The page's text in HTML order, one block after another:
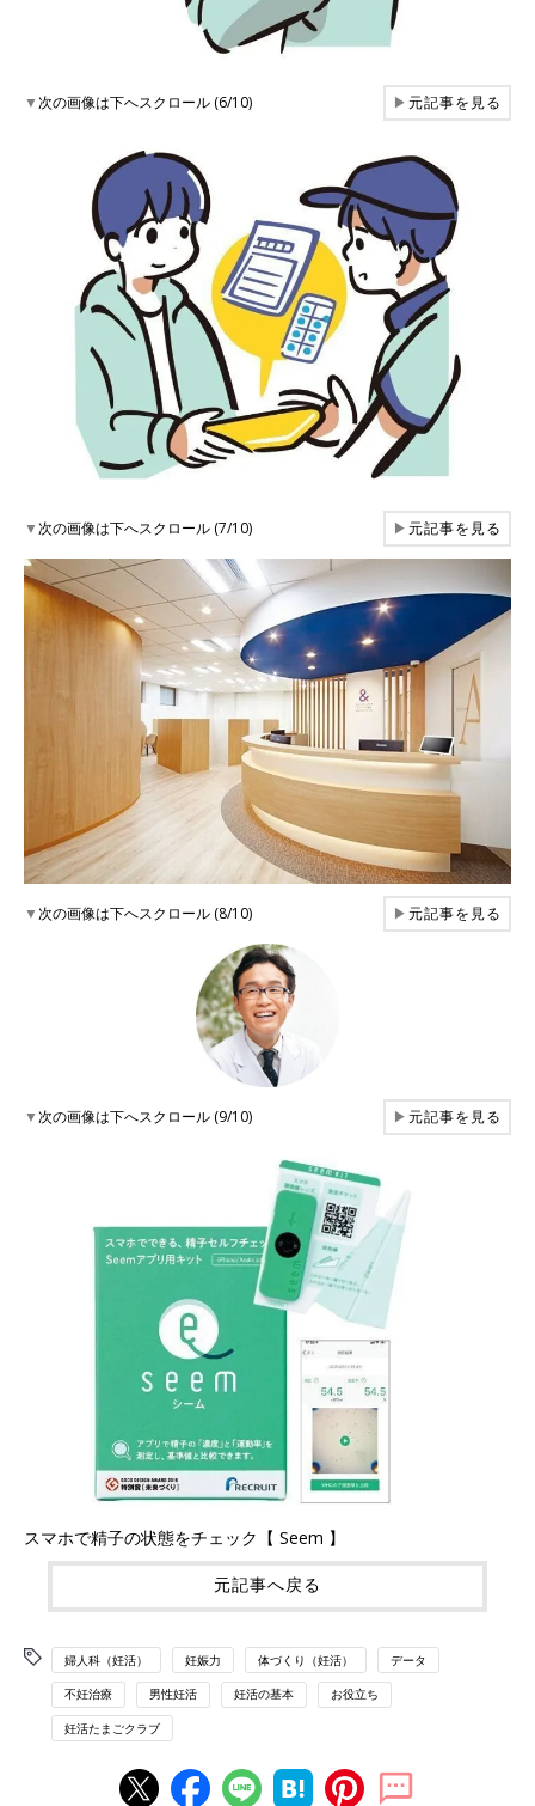
▼次の画像は下へスクロール (6/10) ▶元記事を見る
▼次の画像は下へスクロール (7/10) ▶元記事を見る
▼次の画像は下へスクロール (8/10) ▶元記事を見る
▼次の画像は下へスクロール (9/10) ▶元記事を見る
スマホで精子の状態をチェック【 Seem 】
元記事へ戻る
婦人科（妊活） 妊娠力 体づくり（妊活） データ
不妊治療 男性妊活 妊活の基本 お役立ち
妊活たまごクラブ